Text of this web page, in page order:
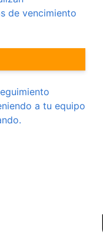
de vencimiento
a tu equipo